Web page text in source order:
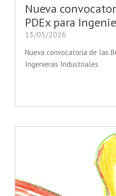
Nueva
PDEx para
13/05/2026
Nueva convocatoria de las
Ingenieras Industriales